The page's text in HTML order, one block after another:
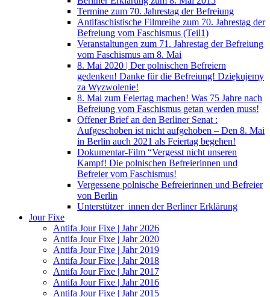
Termine zum 70. Jahrestag der Befreiung
Antifaschistische Filmreihe zum 70. Jahrestag der
Befreiung vom Faschismus (Teil1)
Veranstaltungen zum 71. Jahrestag der Befreiung
vom Faschismus am 8. Mai
8. Mai 2020 | Der polnischen Befreiern
gedenken! Danke für die Befreiung! Dziękujemy
za Wyzwolenie!
8. Mai zum Feiertag machen! Was 75 Jahre nach
Befreiung vom Faschismus getan werden muss!
Offener Brief an den Berliner Senat :
Aufgeschoben ist nicht aufgehoben – Den 8. Mai
in Berlin auch 2021 als Feiertag begehen!
Dokumentar-Film “Vergesst nicht unseren
Kampf! Die polnischen Befreierinnen und
Befreier vom Faschismus!
Vergessene polnische Befreierinnen und Befreier
von Berlin
Unterstützer_innen der Berliner Erklärung
Jour Fixe
Antifa Jour Fixe | Jahr 2026
Antifa Jour Fixe | Jahr 2020
Antifa Jour Fixe | Jahr 2019
Antifa Jour Fixe | Jahr 2018
Antifa Jour Fixe | Jahr 2017
Antifa Jour Fixe | Jahr 2016
Antifa Jour Fixe | Jahr 2015